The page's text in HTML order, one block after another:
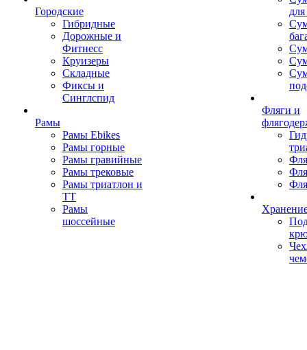
Городские
Гибридные
Дорожные и
Фитнесс
Круизеры
Складные
Фиксы и
Синглспид
Рамы
Рамы Ebikes
Рамы горные
Рамы гравийные
Рамы трековые
Рамы триатлон и
ТТ
Рамы
шоссейные
Фляги и